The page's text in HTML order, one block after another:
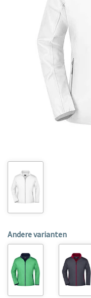
Andere varianten